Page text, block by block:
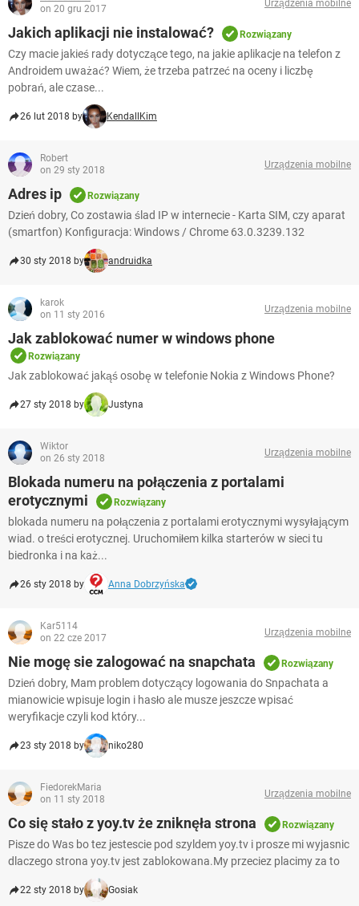
on 20 gru 2017
Urządzenia mobilne
Jakich aplikacji nie instalować? Rozwiązany
Czy macie jakieś rady dotyczące tego, na jakie aplikacje na telefon z
Androidem uważać? Wiem, że trzeba patrzeć na oceny i liczbę
pobrań, ale czase...
26 lut 2018 by KendallKim
Robert
on 29 sty 2018
Urządzenia mobilne
Adres ip Rozwiązany
Dzień dobry, Co zostawia ślad IP w internecie - Karta SIM, czy aparat
(smartfon) Konfiguracja: Windows / Chrome 63.0.3239.132
30 sty 2018 by andruidka
karok
on 11 sty 2016
Urządzenia mobilne
Jak zablokować numer w windows phone
Rozwiązany
Jak zablokować jakąś osobę w telefonie Nokia z Windows Phone?
27 sty 2018 by Justyna
Wiktor
on 26 sty 2018
Urządzenia mobilne
Blokada numeru na połączenia z portalami
erotycznymi
Rozwiązany
blokada numeru na połączenia z portalami erotycznymi wysyłającym
wiad. o treści erotycznej. Uruchomiłem kilka starterów w sieci tu
biedronka i na każ...
26 sty 2018 by Anna Dobrzyńska
Kar5114
on 22 cze 2017
Urządzenia mobilne
Nie mogę sie zalogować na snapchata Rozwiązany
Dzień dobry, Mam problem dotyczący logowania do Snpachata a
mianowicie wpisuje login i hasło ale musze jeszcze wpisać
weryfikacje czyli kod który...
23 sty 2018 by niko280
FiedorekMaria
on 11 sty 2018
Urządzenia mobilne
Co się stało z yoy.tv że zniknęła strona Rozwiązany
Pisze do Was bo tez jestescie pod szyldem yoy.tv i prosze mi wyjasnic
dlaczego strona yoy.tv jest zablokowana.My przeciez placimy za to
22 sty 2018 by Gosiak